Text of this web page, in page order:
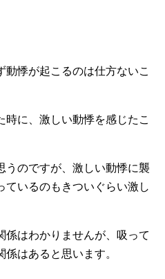
動悸が起こるのは仕方ないこ
時に、激しい動悸を感じたこ
うのですが、激しい動悸に襲
ているのもきついぐらい激し
係はわかりませんが、吸って
はあると思います。